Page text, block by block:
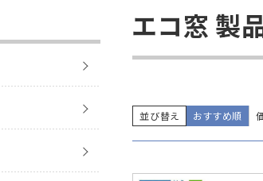
封筒を紙・特徴
紙製クリア ファイル 紙製クリアフ
長3窓封筒
A4横3つ折
120×235
封筒印刷サービス 紙製
エコ窓 製
並び替え おすすめ順